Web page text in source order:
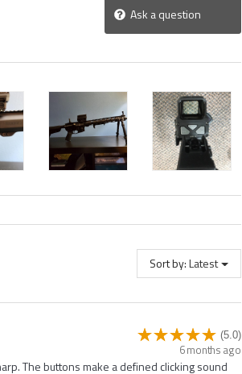
Ask a question
Sort by:Latest
(5.0)
6 months ago
The buttons make a defined clicking sound